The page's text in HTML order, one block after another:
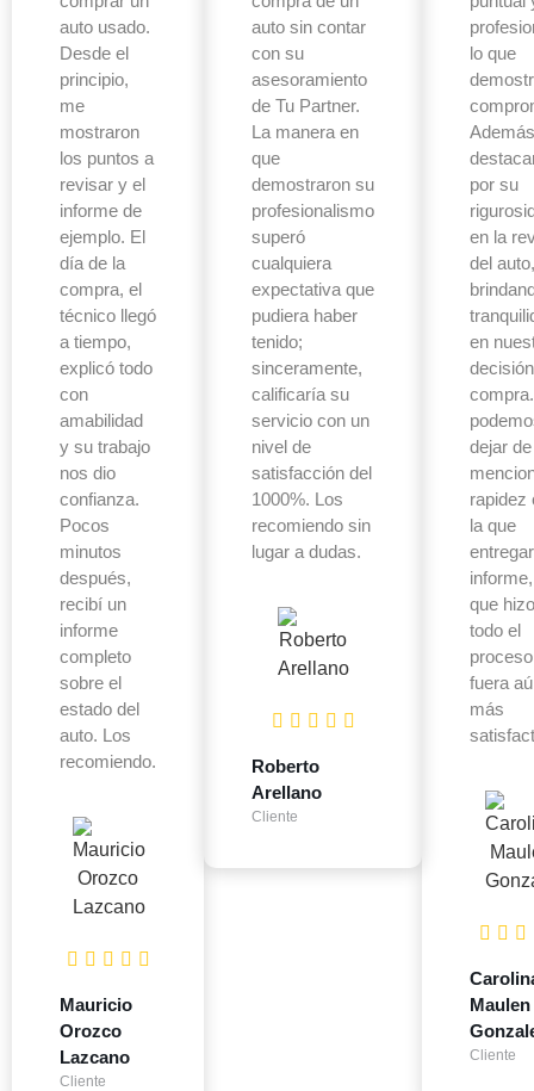
auto usado.
Desde el
principio,
me
mostraron
los puntos a
revisar y el
informe de
ejemplo. El
día de la
compra, el
técnico llegó
a tiempo,
explicó todo
con
amabilidad
y su trabajo
nos dio
confianza.
Pocos
minutos
después,
recibí un
informe
completo
sobre el
estado del
auto. Los
recomiendo.
Mauricio
Orozco
Lazcano
Cliente
auto sin contar
con su
asesoramiento
de Tu Partner.
La manera en
que
demostraron su
profesionalismo
superó
cualquiera
expectativa que
pudiera haber
tenido;
sinceramente,
calificaría su
servicio con un
nivel de
satisfacción del
1000%. Los
recomiendo sin
lugar a dudas.
Roberto
Arellano
Cliente
lo que
por su
en la
del auto,
en
dejar de
rapidez
la que
que
todo el
proceso
fuera
más
Maulen
Cliente